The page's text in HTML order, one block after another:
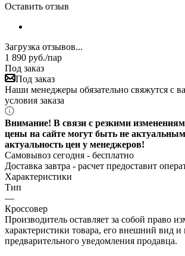
Оставить отзыв
Загрузка отзывов...
1 890 руб./пар
Под заказ
Под заказ
Наши менеджеры обязательно свяжутся с
условия заказа
Внимание! В связи с резкими
цены на сайте могут быть не
актуальность цен у менеджеров!
Самовывоз сегодня - бесплатно
Доставка завтра - расчет предоставит
Характеристики
Тип
—
Кроссовер
Производитель оставляет за собой право
характеристики товара, его внешний вид и
предварительного уведомления продавца.